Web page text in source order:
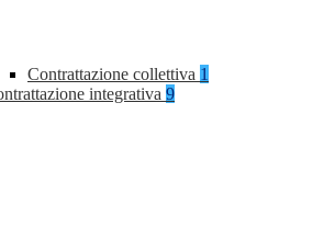
Contrattazione collettiva 1
integrativa 9